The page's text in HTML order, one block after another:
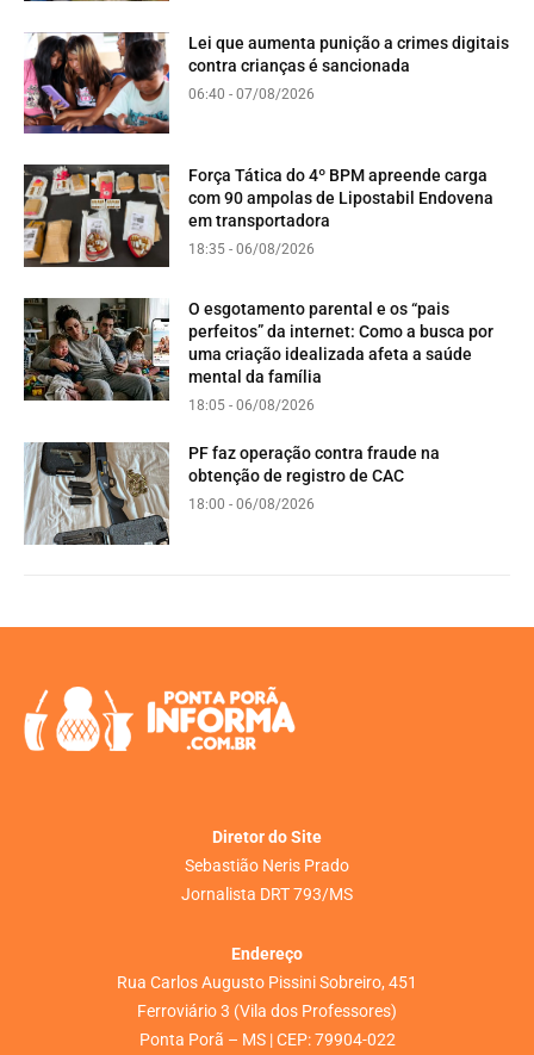
Lei que aumenta punição a crimes digitais
contra crianças é sancionada
06:40 - 07/08/2026
Força Tática do 4º BPM apreende carga
com 90 ampolas de Lipostabil Endovena
em transportadora
18:35 - 06/08/2026
O esgotamento parental e os “pais
perfeitos” da internet: Como a busca por
uma criação idealizada afeta a saúde
mental da família
18:05 - 06/08/2026
PF faz operação contra fraude na
obtenção de registro de CAC
18:00 - 06/08/2026
Diretor do Site
Sebastião Neris Prado
Jornalista DRT 793/MS
Endereço
Rua Carlos Augusto Pissini Sobreiro, 451
Ferroviário 3 (Vila dos Professores)
Ponta Porã – MS | CEP: 79904-022